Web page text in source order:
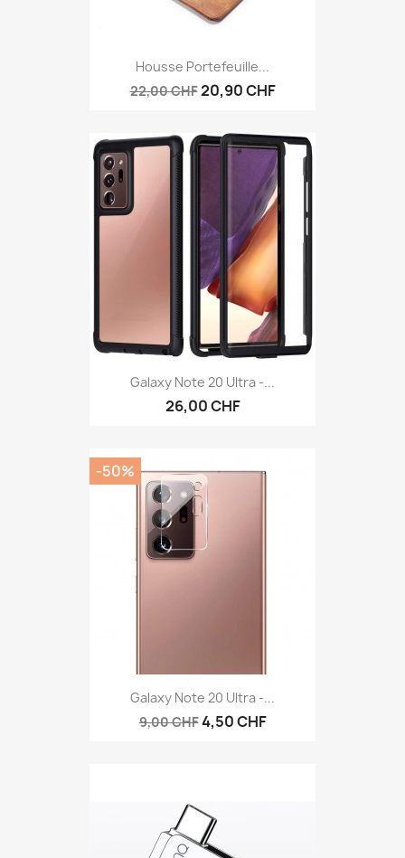
Housse Portefeuille...
22,00 CHF20,90 CHF
Galaxy Note 20 Ultra -...
26,00 CHF
Galaxy Note 20 Ultra -...
9,00 CHF4,50 CHF
-50%